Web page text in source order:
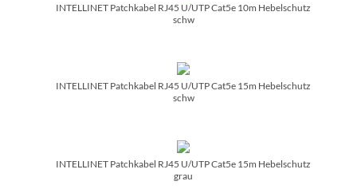
INTELLINET Patchkabel RJ45 U/­UTP Cat5e 10m Hebelschutz
schw
INTELLINET Patchkabel RJ45 U/­UTP Cat5e 15m Hebelschutz
schw
INTELLINET Patchkabel RJ45 U/­UTP Cat5e 15m Hebelschutz
grau